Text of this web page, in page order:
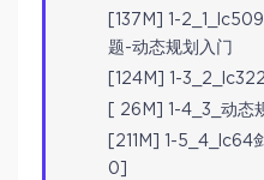
[137M] 1-
题-动态规划入门
[124M] 1-
[ 26M] 1-4_3_动态
[211M] 1-
0]